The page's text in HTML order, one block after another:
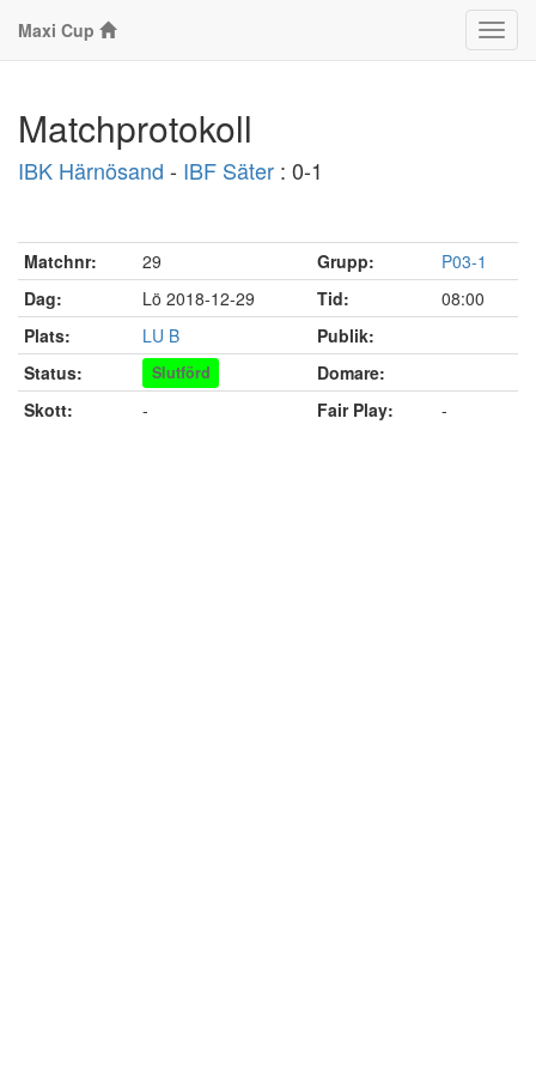
Maxi Cup
Matchprotokoll
IBK Härnösand - IBF Säter : 0-1
Matchnr: 29 Grupp:
P03-1
Dag:
Lö 2018-12-29 Tid:
08:00
Plats:
LU B
Publik:
Status:
Slutförd
Domare:
Skott:
- Fair Play: -